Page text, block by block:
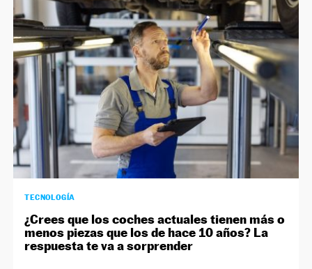
NEWSLETTER
SÍGUENOS
TECNOLOGÍA
¿Crees que los coches actuales tienen más o
menos piezas que los de hace 10 años? La
respuesta te va a sorprender